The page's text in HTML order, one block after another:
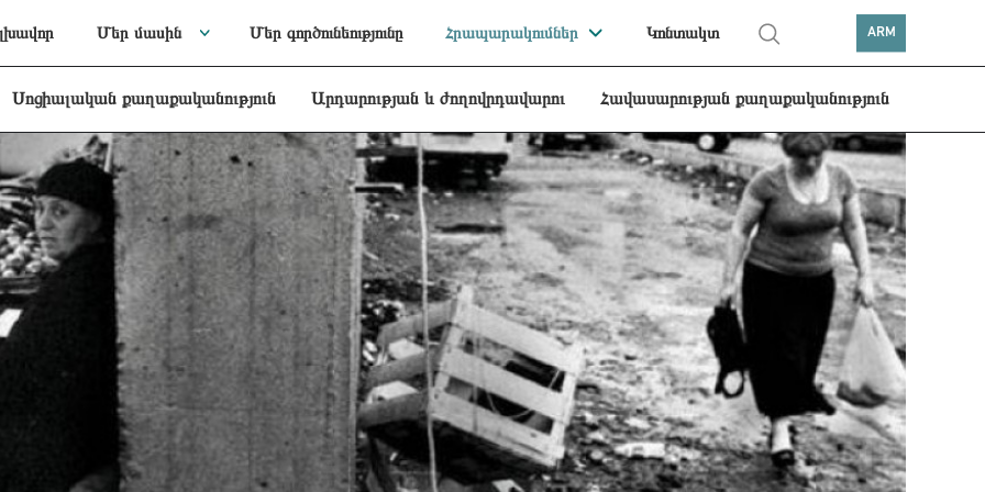
Մեր մասին Մեր գործունեությունը Հրապարակումներ Կոնտակտ ARM
Սոցիալական քաղաքականություն Արդարության և ժողովրդավարու Հավասարության քաղաքականություն